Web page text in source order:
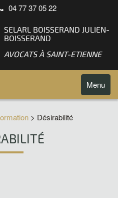
04 77 37 05 22
SELARL BOISSERAND JULIEN-
BOISSERAND
AVOCATS À SAINT-ETIENNE
Toggle
Menu
> Désirabilité